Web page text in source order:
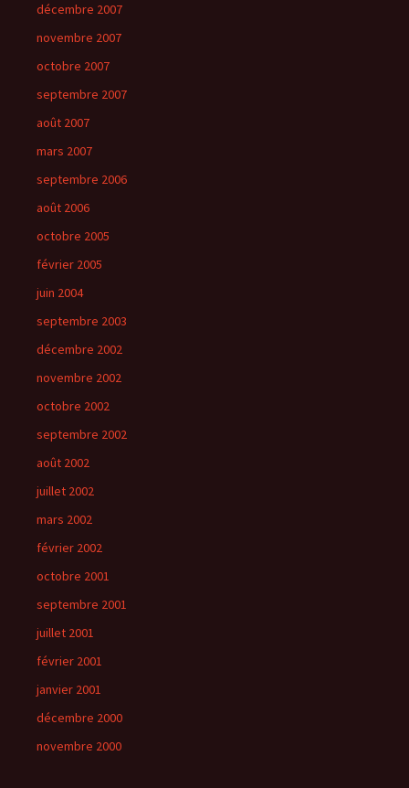
décembre 2007
novembre 2007
octobre 2007
septembre 2007
août 2007
mars 2007
septembre 2006
août 2006
octobre 2005
février 2005
juin 2004
septembre 2003
décembre 2002
novembre 2002
octobre 2002
septembre 2002
août 2002
juillet 2002
mars 2002
février 2002
octobre 2001
septembre 2001
juillet 2001
février 2001
janvier 2001
décembre 2000
novembre 2000